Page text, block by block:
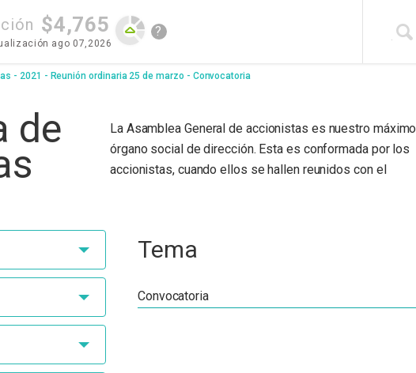
$4,765
ago 07,2026
?
- 2021 - Reunión ordinaria 25 de marzo - Convocatoria
de
La Asamblea General de accionistas es nuestro máximo
órgano social de dirección. Esta es conformada por los
accionistas, cuando ellos se hallen reunidos con el
Tema
Convocatoria